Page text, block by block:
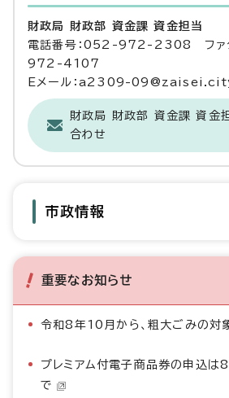
財政局 財政部 資金課 資金担当
電話番号：052-972-2308 ファ
972-4107
Eメール：a2309-
財政局 財政部 資金課 資金
合わせ
市政情報
重要なお知らせ
令和8年10月から、粗大ごみの対
プレミアム付電子商品券の申込は8
で